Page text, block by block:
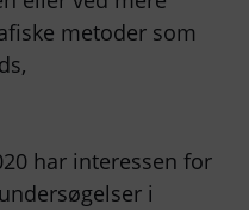
metoder som
har interessen for
i